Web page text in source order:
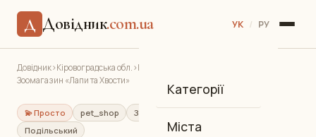
Д Довідник.com.ua УК / РУ
Категорії
Міста
Довідник›Кіровоградська обл.›Кропивницький
Зоомагазин «Лапи та Хвости»
💫 Просто pet_shop
Зоотовари та корми для тварин
Подільський